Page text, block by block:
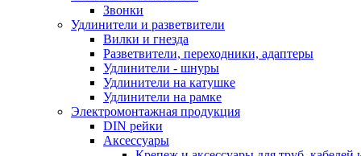
Звонки
Удлинители и разветвители
Вилки и гнезда
Разветвители, переходники, адаптеры
Удлинители - шнуры
Удлинители на катушке
Удлинители на рамке
Электромонтажная продукция
DIN рейки
Аксессуары